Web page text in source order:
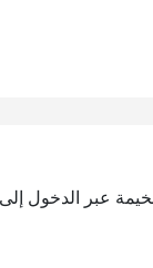
عبر الدخول إلى